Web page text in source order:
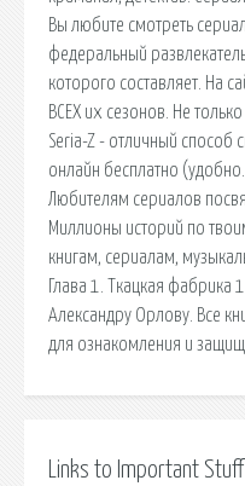
Вы любите смотреть
федеральный
которого составляет. На
ВСЕХ их сезонов. Не
Seria-Z - отличный способ
онлайн бесплатно
Любителям сериалов
Миллионы историй по
книгам, сериалам,
Глава 1. Ткацкая фабрика
Александру Орлову. Все
для ознакомления и
Links to Important Stuff